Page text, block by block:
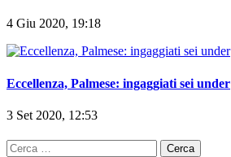
4 Giu 2020, 19:18
Eccellenza, Palmese: ingaggiati sei under
3 Set 2020, 12:53
Ricerca